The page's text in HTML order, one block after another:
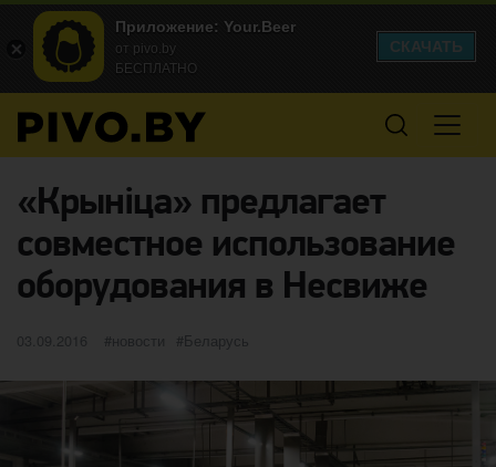
«Крыніца» предлагает
совместное использование
оборудования в Несвиже
Опубликовано
03.09.2016 категории
новости Метки
Беларусь
Приложение: Your.Beer
от pivo.by
БЕСПЛАТНО
СКАЧАТЬ